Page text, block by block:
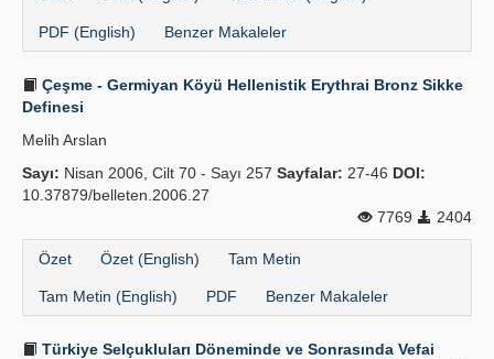
PDF (English) Benzer Makaleler
Çeşme - Germiyan Köyü Hellenistik Erythrai Bronz Sikke
Definesi
Melih Arslan
Sayı: Nisan 2006, Cilt 70 - Sayı 257 Sayfalar: 27-46 DOI:
10.37879/belleten.2006.27
7769
2404
Özet Özet (English) Tam Metin
Tam Metin (English) PDF Benzer Makaleler
Türkiye Selçukluları Döneminde ve Sonrasında Vefai